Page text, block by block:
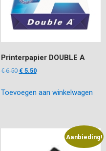
Printerpapier DOUBLE A
€6.50 Oorspronkelijke
was:
€ 5.50Huidige
is:
Toevoegen aan winkelwagen
Aanbieding!